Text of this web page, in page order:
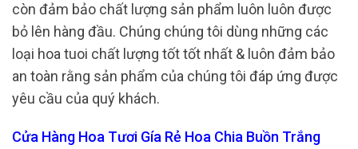
còn đảm bảo chất lượng sản phẩm luôn luôn được
bỏ lên hàng đầu. Chúng chúng tôi dùng những các
loại hoa tuoi chất lượng tốt tốt nhất & luôn đảm bảo
an toàn rằng sản phẩm của chúng tôi đáp ứng được
yêu cầu của quý khách.
Cửa Hàng Hoa Tươi Gía Rẻ Hoa Chia Buồn Trắng